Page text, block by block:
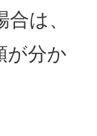
は、
が分か